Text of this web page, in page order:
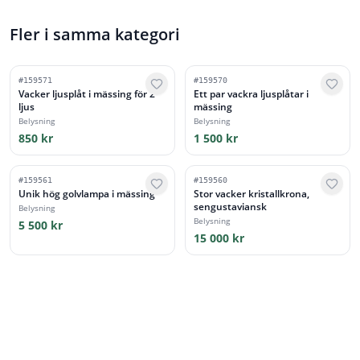
Fler i samma kategori
#159571
Vacker ljusplåt i mässing för 2
ljus
Belysning
850 kr
#159570
Ett par vackra ljusplåtar i
mässing
Belysning
1 500 kr
#159561
Unik hög golvlampa i mässing
Belysning
5 500 kr
#159560
Stor vacker kristallkrona,
sengustaviansk
Belysning
15 000 kr